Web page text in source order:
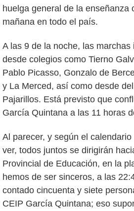
huelga general de la enseñanza
mañana en todo el país.
A las 9 de la noche, las marchas
desde colegios como Tierno
Pablo Picasso, Gonzalo de
y La Merced, así como desde
Pajarillos. Está previsto que
García Quintana a las 11 horas
Al parecer, y según el
ver, todos juntos se dirigirán
Provincial de Educación, en la
hemos de ser sinceros, a las
contado cincuenta y siete
CEIP García Quintana; eso